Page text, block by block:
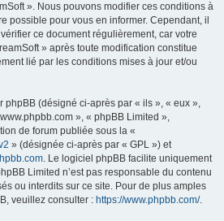
». Nous pouvons modifier ces conditions à
possible pour vous en informer. Cependant, il
ce document régulièrement, car votre
» après toute modification constitue
lié par les conditions mises à jour et/ou
phpBB (désigné ci-après par « ils », « eux »,
», « phpBB Limited »,
de forum publiée sous la «
» (désignée ci-après par « GPL ») et
. Le logiciel phpBB facilite uniquement
Limited n’est pas responsable du contenu
ou interdits sur ce site. Pour de plus amples
veuillez consulter : https://www.phpbb.com/.